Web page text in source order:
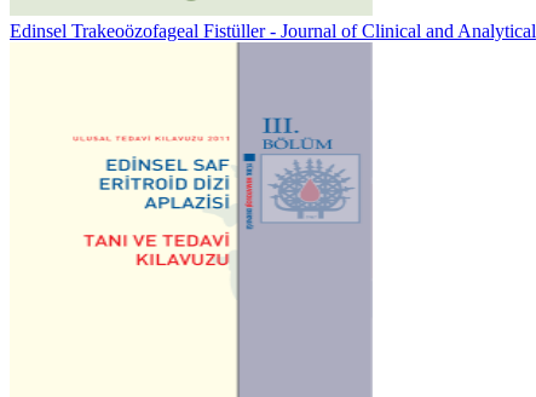
Edinsel Trakeoözofageal Fistüller - Journal of Clinical and Analytical